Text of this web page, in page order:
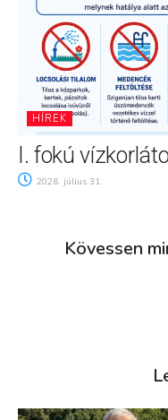
HÍREK
I. fokú
2026. július 31.
Kövessen